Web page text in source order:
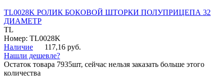
TL0028K РОЛИК БОКОВОЙ ШТОРКИ ПОЛУПРИЦЕПА 32
ДИАМЕТР
TL
Номер: TL0028K
Наличие
117,16 руб.
Нашли дешевле?
Остаток товара 7935шт, сейчас нельзя заказать больше этого
количества